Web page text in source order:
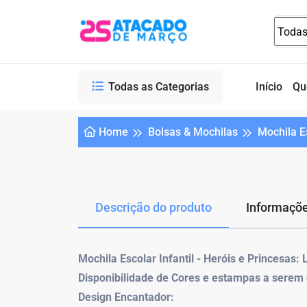
Todas as Categorias Início
Home Bolsas & Mochilas Mochila
Descrição do produto
Mochila Escolar Infantil - Heróis e Princesas:
Disponibilidade de Cores e estampas a
Design Encantador: